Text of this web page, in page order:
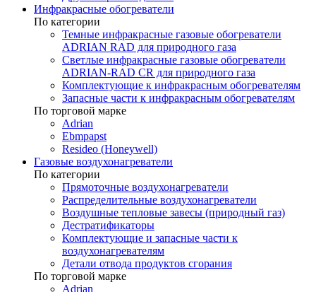
Инфракрасные обогреватели
По категории
Темные инфракрасные газовые обогреватели
ADRIAN RAD для природного газа
Светлые инфракрасные газовые обогреватели
ADRIAN-RAD CR для природного газа
Комплектующие к инфракрасным обогревателям
Запасные части к инфракрасным обогревателям
По торговой марке
Adrian
Ebmpapst
Resideo (Honeywell)
Газовые воздухонагреватели
По категории
Прямоточные воздухонагреватели
Распределительные воздухонагреватели
Воздушные тепловые завесы (природный газ)
Дестратификаторы
Комплектующие и запасные части к
воздухонагревателям
Детали отвода продуктов сгорания
По торговой марке
Adrian